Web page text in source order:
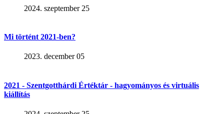
2024. szeptember 25
Mi történt 2021-ben?
2023. december 05
2021 - Szentgotthárdi Értéktár - hagyományos és virtuális
kiállítás